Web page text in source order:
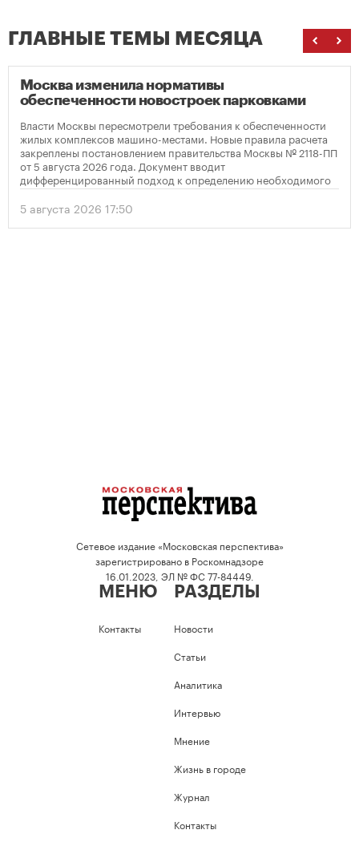
ГЛАВНЫЕ ТЕМЫ МЕСЯЦА
Москва изменила нормативы
обеспеченности новостроек парковками
Власти Москвы пересмотрели требования к обеспеченности
жилых комплексов машино-местами. Новые правила расчета
закреплены постановлением правительства Москвы № 2118-ПП
от 5 августа 2026 года. Документ вводит
дифференцированный подход к определению необходимого
количества парковок в зависимости от площади квартир и
устанавливает переходный период для уже согласованных
проектов.
5 августа 2026 17:50
Сетевое издание «Московская перспектива»
зарегистрировано в Роскомнадзоре
16.01.2023, ЭЛ № ФС 77-84449.
МЕНЮ
Контакты
РАЗДЕЛЫ
Новости
Статьи
Аналитика
Интервью
Мнение
Жизнь в городе
Журнал
Контакты